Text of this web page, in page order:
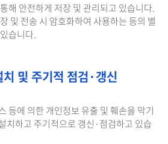
해 안전하게 저장 및 관리되고 있습니다.
및 전송 시 암호화하여 사용하는 등의 별
습니다.
및 주기적 점검·갱신
등에 의한 개인정보 유출 및 훼손을 막기
치하고 주기적으로 갱신·점검하고 있습